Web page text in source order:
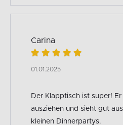
Carina
01.01.2025
Der Klapptisch ist super!
ausziehen und sieht gut
kleinen Dinnerpartys.